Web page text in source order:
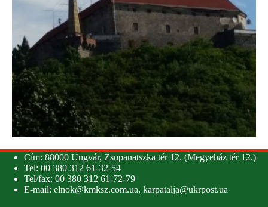
Cím: 88000 Ungvár, Zsupanatszka tér 12. (Megyeház tér 12.)
Tel: 00 380 312 61-32-54
Tel/fax: 00 380 312 61-72-79
E-mail: elnok@kmksz.com.ua, karpatalja@ukrpost.ua